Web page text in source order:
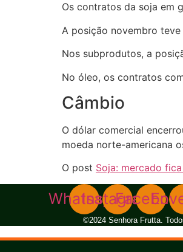
Os contratos da soja em
A posição novembro
Nos subprodutos, a
No óleo, os contratos
Câmbio
O dólar comercial
moeda norte-americana
O post Soja: mercado
Whatsapp
Instagram
©2024 Senhora Frutta.